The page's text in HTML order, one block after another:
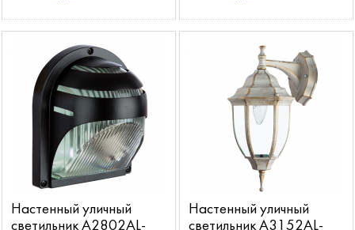
Настенный уличный
светильник A2802AL-
Настенный уличный
светильник A3152AL-